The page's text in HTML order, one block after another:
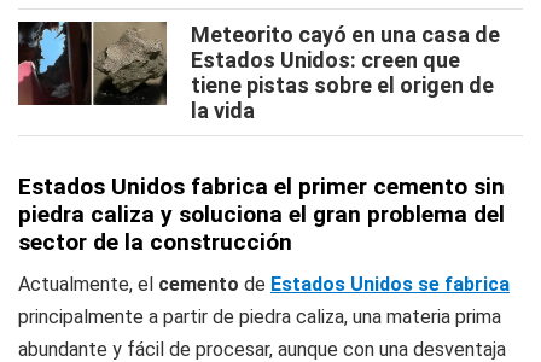
Meteorito cayó en una casa de
Estados Unidos: creen que
tiene pistas sobre el origen de
la vida
Estados Unidos fabrica el primer cemento sin
piedra caliza y soluciona el gran problema del
sector de la construcción
Actualmente, el cemento de Estados Unidos se fabrica
principalmente a partir de piedra caliza, una materia prima
abundante y fácil de procesar, aunque con una desventaja